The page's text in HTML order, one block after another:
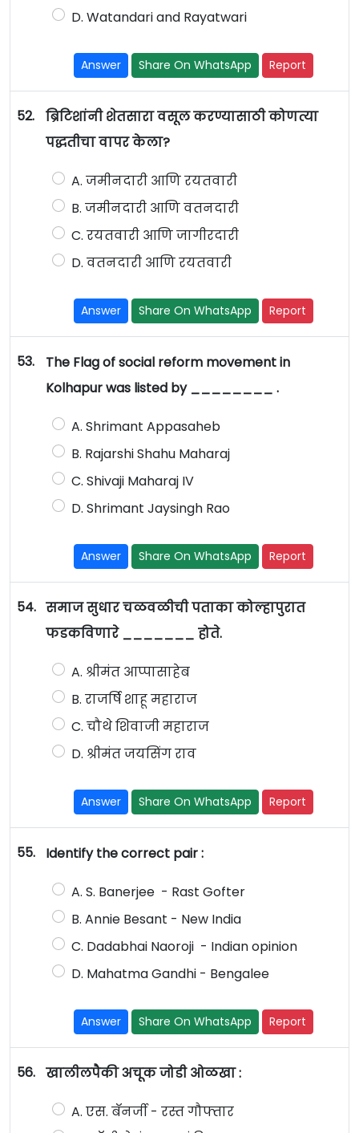
D. Watandari and Rayatwari
Answer Share On WhatsApp Report
52.
ब्रिटिशांनी शेतसारा वसूल करण्यासाठी कोणत्या
पद्धतीचा वापर केला?
A. जमीनदारी आणि रयतवारी
B. जमीनदारी आणि वतनदारी
C. रयतवारी आणि जागीरदारी
D. वतनदारी आणि रयतवारी
Answer Share On WhatsApp Report
53.
The Flag of social reform movement in
Kolhapur was listed by ________ .
A. Shrimant Appasaheb
B. Rajarshi Shahu Maharaj
C. Shivaji Maharaj IV
D. Shrimant Jaysingh Rao
Answer Share On WhatsApp Report
54. समाज सुधार चळवळीची पताका कोल्हापुरात
फडकविणारे _______ होते.
A. श्रीमंत आप्पासाहेब
B. राजर्षि शाहू महाराज
C. चौथे शिवाजी महाराज
D. श्रीमंत जयसिंग राव
Answer Share On WhatsApp Report
55. Identify the correct pair :
A. S. Banerjee - Rast Gofter
B. Annie Besant - New India
C. Dadabhai Naoroji - Indian opinion
D. Mahatma Gandhi - Bengalee
Answer Share On WhatsApp Report
56. खालीलपैकी अचूक जोडी ओळखा :
A. एस. बॅनर्जी - रस्त गौफ्तार